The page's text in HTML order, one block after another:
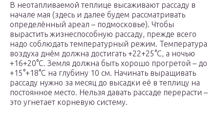
В неотапливаемой теплице высаживают рассаду в
начале мая (здесь и далее будем рассматривать
определённый ареал – подмосковье). Чтобы
вырастить жизнеспособную рассаду, прежде всего
надо соблюдать температурный режим. Температура
воздуха днём должна достигать +22+25°С, а ночью
+16+20°С. Земля должна быть хорошо прогретой – до
+15°+18°С на глубину 10 см. Начинать выращивать
рассаду нужно за месяц до высадки её в теплицу на
постоянное место. Нельзя давать рассаде перерасти –
это угнетает корневую систему.